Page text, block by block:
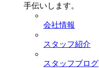
手伝いします。
会社情報
スタッフ紹介
スタッフブログ